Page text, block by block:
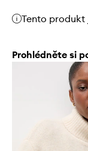
Tento produkt
Prohlédněte si